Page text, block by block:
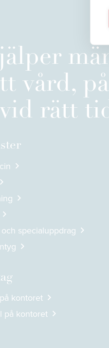
vård,
rätt
specialuppdrag
kontoret
på kontoret